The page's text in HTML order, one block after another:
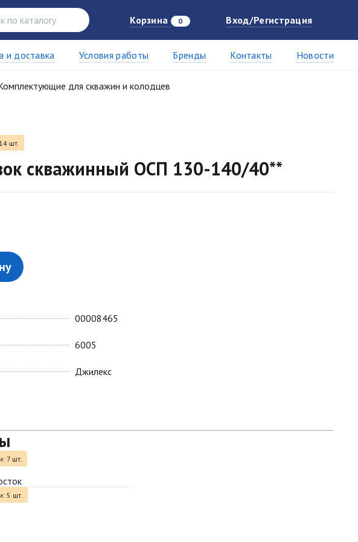
Корзина 0 Вход/Регистрация
и доставка Условия работы Бренды Контакты Новости
для скважин и колодцев
шт.
скважинный ОСП 130-140/40**
00008465
6005
Джилекс
7 шт.
5 шт.